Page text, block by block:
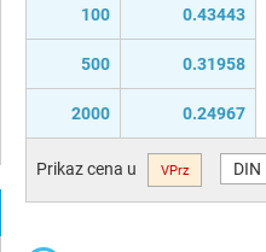
100 0.43443
500 0.31958
2000 0.24967
Prikaz cena u VPrz DIN